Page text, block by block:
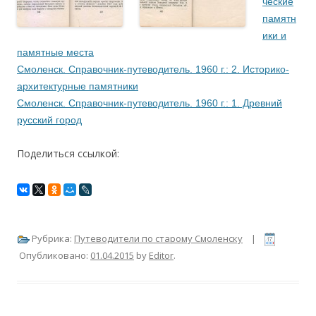
памятн
ики и
памятные места
Смоленск. Справочник-путеводитель. 1960 г.: 2. Историко-
архитектурные памятники
Смоленск. Справочник-путеводитель. 1960 г.: 1. Древний
русский город
Поделиться ссылкой:
Рубрика: Путеводители по старому Смоленску |
Опубликовано: 01.04.2015 by Editor.